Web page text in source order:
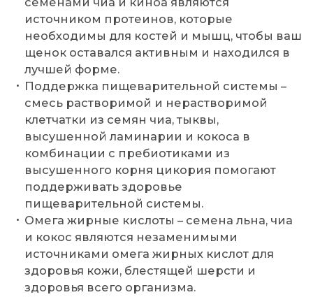
источником протеинов, которые
необходимы для костей и мышц, чтобы ваш
щенок оставался активным и находился в
лучшей форме.
Поддержка пищеварительной системы –
смесь растворимой и нерастворимой
клетчатки из семян чиа, тыквы,
высушенной ламинарии и кокоса в
комбинации с пребиотиками из
высушенного корня цикория помогают
поддерживать здоровье
пищеварительной системы.
Омега жирные кислоты – семена льна, чиа
и кокос являются незаменимыми
источниками омега жирных кислот для
здоровья кожи, блестящей шерсти и
здоровья всего организма.